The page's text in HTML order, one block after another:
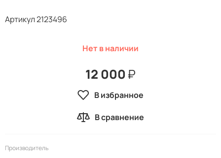
Артикул 2123496
Нет в наличии
12 000₽
В избранное
В сравнение
Производитель